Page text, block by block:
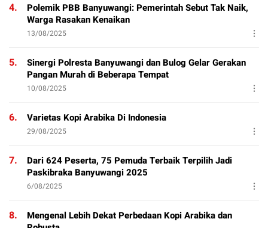
4.
Polemik PBB Banyuwangi: Pemerintah Sebut Tak Naik,
Warga Rasakan Kenaikan
13/08/2025
5.
Sinergi Polresta Banyuwangi dan Bulog Gelar Gerakan
Pangan Murah di Beberapa Tempat
10/08/2025
6. Varietas Kopi Arabika Di Indonesia
29/08/2025
7.
Dari 624 Peserta, 75 Pemuda Terbaik Terpilih Jadi
Paskibraka Banyuwangi 2025
6/08/2025
8.
Mengenal Lebih Dekat Perbedaan Kopi Arabika dan